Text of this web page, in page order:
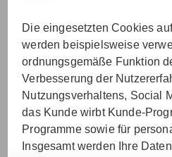
Die eingesetzten Cookies
werden beispielsweise
ordnungsgemäße Funktion
Verbesserung der
Nutzungsverhaltens, Social
das Kunde wirbt Kunde-
Programme sowie für
Insgesamt werden Ihre
VER­STAN­DEN